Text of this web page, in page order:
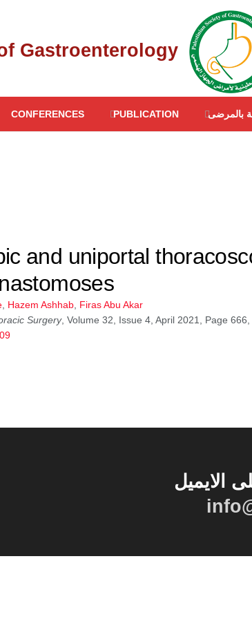
بالمرضى PUBLICATION
CONFERENCES
and uniportal
Hazem Ashhab Firas Abu Akar
Surgery, Volume 32, Issue 4, April 2021, Page 666,
الايميل